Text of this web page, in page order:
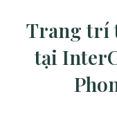
Trang trí
tại